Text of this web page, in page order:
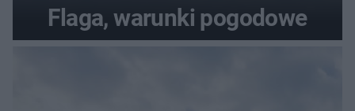
Flaga, warunki pogodowe